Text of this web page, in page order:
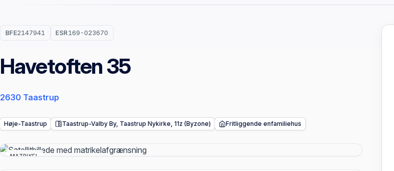
BFE2147941 ESR169-023670
Havetoften 35
2630 Taastrup
Høje-Taastrup Taastrup-Valby By, Taastrup Nykirke, 11z (Byzone) Fritliggende enfamiliehus
MATRIKEL